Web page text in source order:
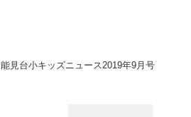
能見台小キッズニュース2019年9月号